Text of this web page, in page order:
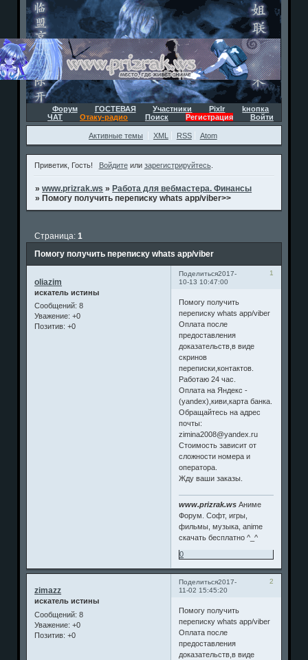
Форум ГОСТЕВАЯ Участники Pixlr
kнопка
ЧАТ
Отаку-радио Поиск Регистрация Войти
Активные темы XML RSS Atom
Приветик, Гость! Войдитеили зарегистрируйтесь.
»www.prizrak.ws » Работа для вебмастера. Финансы
» Помогу получить переписку whats app/viber>>
Помогу получить переписку whats app/viber
Страница:1
Поделиться 1
2017-
10-13 10:47:00
oliazim
искатель истины
Сообщений: 8
Уважение: +0
Позитив: +0
Помогу получить
переписку whats app/viber
Оплата после
предоставления
доказательств,в виде
скринов
переписки,контактов.
Работаю 24 час.
Оплата на Яндекс -
(yandex),киви,карта банка.
Обращайтесь на адрес
почты:
zimina2008@yandex.ru
Стоимость зависит от
сложности номера и
оператора.
Жду ваши заказы.
www.prizrak.ws Аниме
Форум. Софт, игры,
фильмы, музыка, anime
скачать бесплатно ^_^
0
Поделиться 2
2017-
11-02 15:45:20
zimazz
искатель истины
Сообщений: 8
Уважение: +0
Позитив: +0
Помогу получить
переписку whats app/viber
Оплата после
предоставления
доказательств,в виде